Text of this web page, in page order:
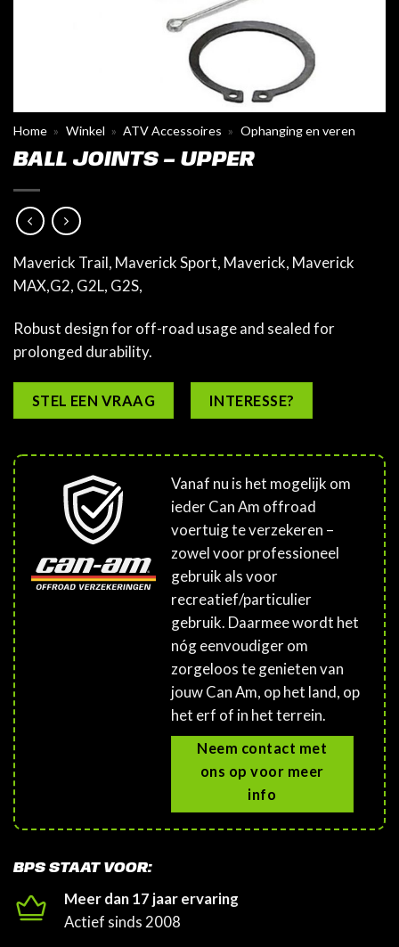
Home » Winkel » ATV Accessoires » Ophanging en veren
BALL JOINTS – UPPER
Maverick Trail, Maverick Sport, Maverick, Maverick
MAX,G2, G2L, G2S,
Robust design for off-road usage and sealed for
prolonged durability.
STEL EEN VRAAG INTERESSE?
Vanaf nu is het mogelijk om
ieder Can Am offroad
voertuig te verzekeren –
zowel voor professioneel
gebruik als voor
recreatief/particulier
gebruik. Daarmee wordt het
nóg eenvoudiger om
zorgeloos te genieten van
jouw Can Am, op het land, op
het erf of in het terrein.
Neem contact met
ons op voor meer
info
BPS STAAT VOOR:
Meer dan 17 jaar ervaring
Actief sinds 2008